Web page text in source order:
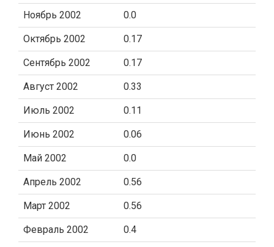
Ноябрь 2002 0.0
Октябрь 2002 0.17
Сентябрь 2002 0.17
Август 2002 0.33
Июль 2002 0.11
Июнь 2002 0.06
Май 2002 0.0
Апрель 2002 0.56
Март 2002 0.56
Февраль 2002 0.4